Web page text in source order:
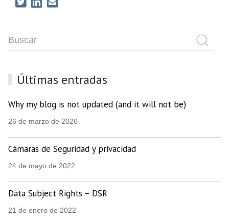
Últimas entradas
Why my blog is not updated (and it will not be)
26 de marzo de 2026
Cámaras de Seguridad y privacidad
24 de mayo de 2022
Data Subject Rights – DSR
21 de enero de 2022